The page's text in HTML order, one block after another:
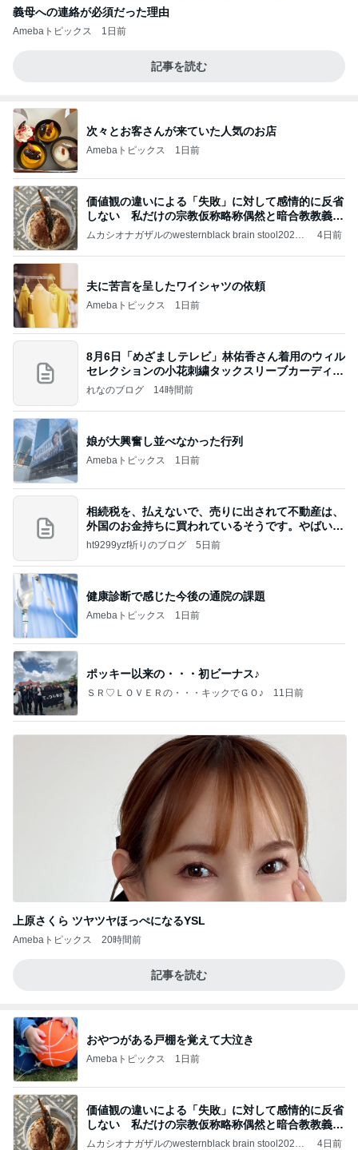
義母への連絡が必須だった理由
Amebaトピックス 1日前
記事を読む
次々とお客さんが来ていた人気のお店
Amebaトピックス 1日前
価値観の違いによる「失敗」に対して感情的に反省
しない 私だけの宗教仮称略称偶然と暗合教教義候
補
ムカシオナガザルのwesternblack brain stool2024
ガザル
4日前
夫に苦言を呈したワイシャツの依頼
Amebaトピックス 1日前
8月6日「めざましテレビ」林佑香さん着用のウィル
セレクションの小花刺繍タックスリーブカーディガ
ン
れなのブログ 14時間前
娘が大興奮し並べなかった行列
Amebaトピックス 1日前
相続税を、払えないで、売りに出されて不動産は、
外国のお金持ちに買われているそうです。やばいで
すよ
ht9299yzf祈りのブログ 5日前
健康診断で感じた今後の通院の課題
Amebaトピックス 1日前
ポッキー以来の・・・初ビーナス♪
ＳＲ♡ＬＯＶＥＲの・・・キックでＧＯ♪ 11日前
上原さくら ツヤツヤほっぺになるYSL
Amebaトピックス 20時間前
記事を読む
おやつがある戸棚を覚えて大泣き
Amebaトピックス 1日前
価値観の違いによる「失敗」に対して感情的に反省
しない 私だけの宗教仮称略称偶然と暗合教教義候
補
ムカシオナガザルのwesternblack brain stool2024
4日前